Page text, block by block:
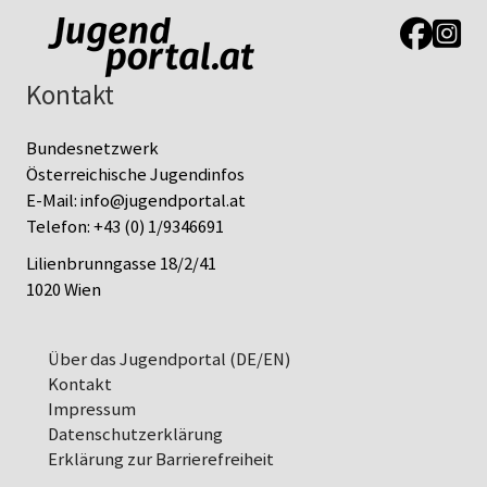
Link zur
Link
Kontakt
Bundesnetzwerk
Österreichische Jugendinfos
E-Mail:info@jugendportal.at
Telefon:+43 (0) 1/9346691
Lilienbrunngasse 18/2/41
1020 Wien
Über das Jugendportal (DE/EN)
Kontakt
Impressum
Datenschutz­erklärung
Erklärung zur Barrierefreiheit